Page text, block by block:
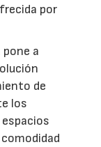
por
a
de
los